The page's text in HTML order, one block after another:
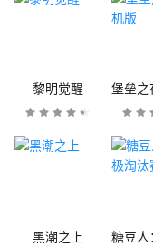
黎明觉醒
黑潮之上